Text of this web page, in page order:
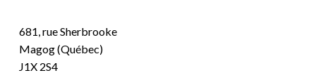
681, rue Sherbrooke
Magog (Québec)
J1X 2S4